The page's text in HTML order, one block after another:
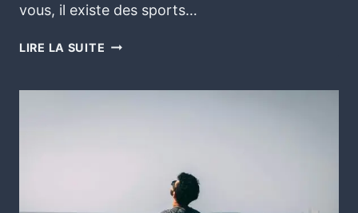
vous, il existe des sports…
LIRE LA SUITE